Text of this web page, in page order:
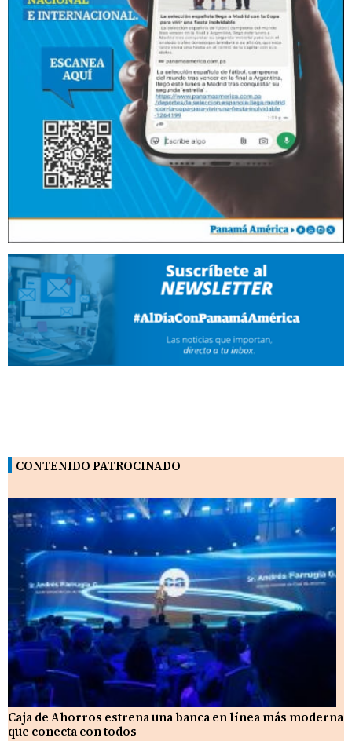
CONTENIDO PATROCINADO
Caja de Ahorros estrena una banca en línea más moderna
que conecta con todos